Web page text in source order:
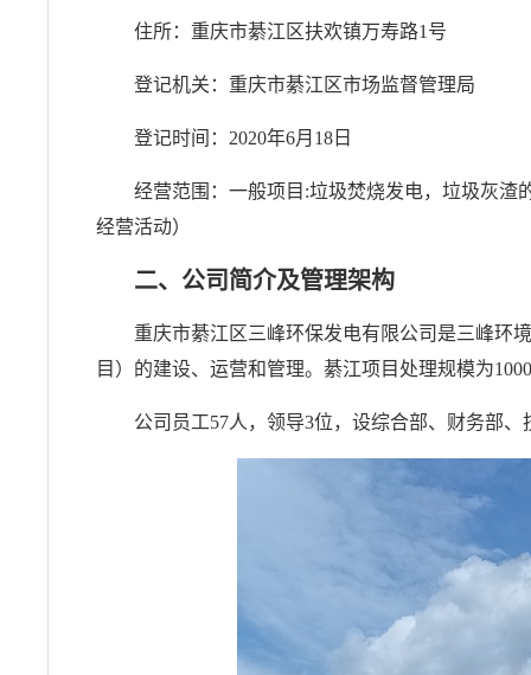
住所：重庆市綦江区扶欢镇万寿路1号
登记机关：重庆市綦江区市场监督管理局
登记时间：2020年6月18日
经营范围：一般项目:垃圾焚烧发电，垃圾灰渣
经营活动）
二、公司简介及管理架构
重庆市綦江区三峰环保发电有限公司是三峰环
目）的建设、运营和管理。綦江项目处理规模为
公司员工57人，领导3位，设综合部、财务部